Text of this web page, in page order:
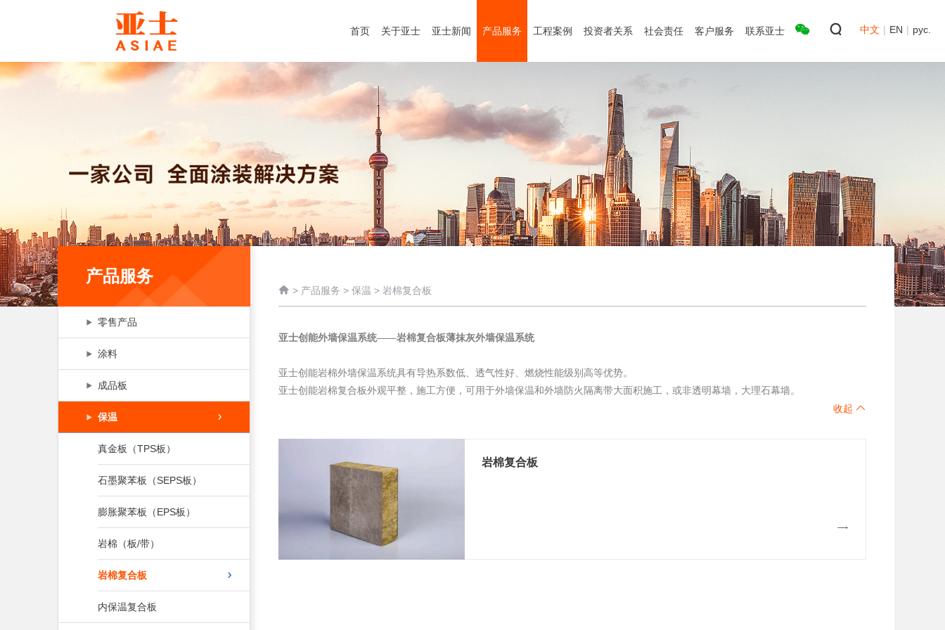
首页 关于亚士 亚士新闻 产品服务 工程案例 投资者关系 社会责任 客户服务 联系亚士 中文 | EN | рус.
产品服务
零售产品
涂料
成品板
保温
真金板（TPS板）
石墨聚苯板（SEPS板）
膨胀聚苯板（EPS板）
岩棉（板/带）
岩棉复合板
内保温复合板
 > 产品服务 > 保温 > 岩棉复合板
亚士创能外墙保温系统——岩棉复合板薄抹灰外墙保温系统
亚士创能岩棉外墙保温系统具有导热系数低、透气性好、燃烧性能级别高等优势。
亚士创能岩棉复合板外观平整，施工方便，可用于外墙保温和外墙防火隔离带大面积施工，或非透明幕墙，大理石幕墙。
收起
岩棉复合板